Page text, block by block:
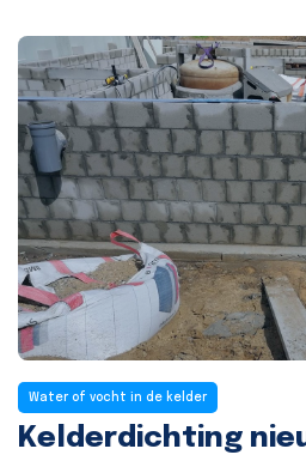
Water of vocht in de kelder
Kelderdichting